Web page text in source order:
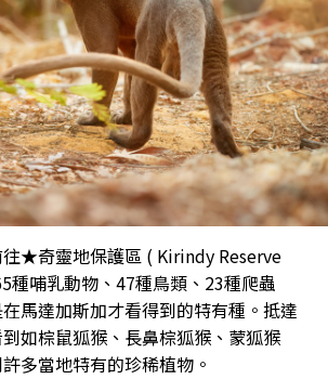
★奇靈地保護區 ( Kirindy Reserve
種哺乳動物、47種鳥類、23種爬蟲
馬達加斯加才看得到的特有種。抵達
如棕鼠狐猴、長鼻棕狐猴、蒙狐猴
多當地特有的珍稀植物。